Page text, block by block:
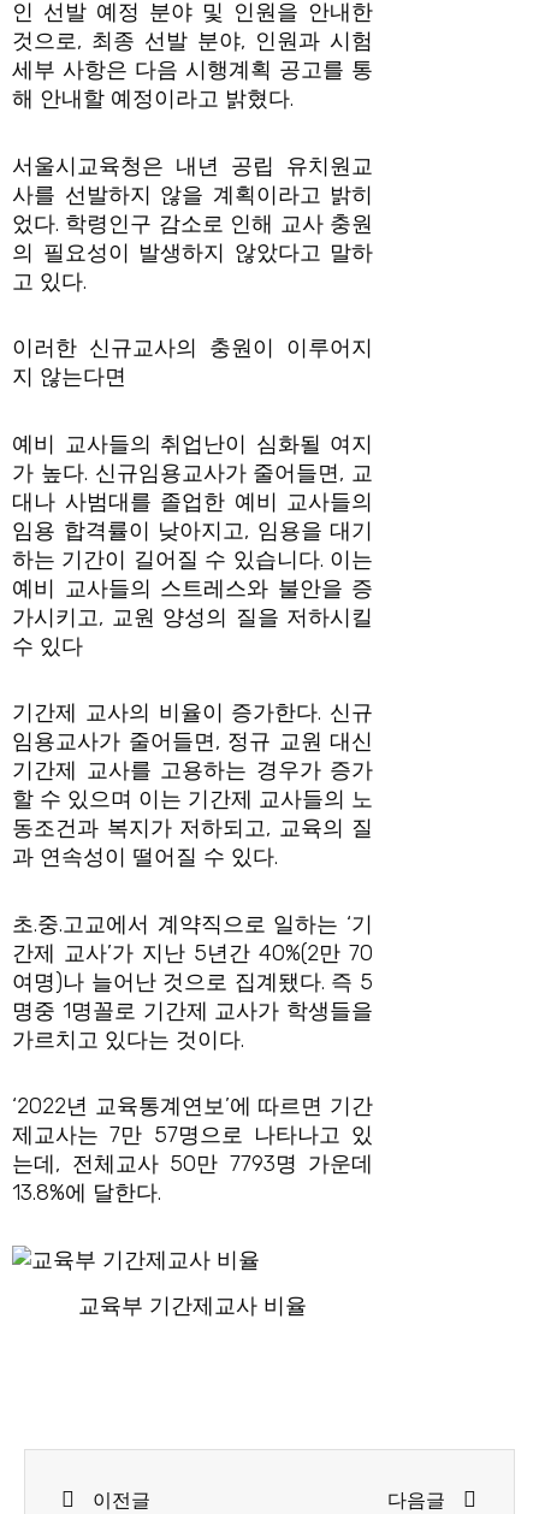
인 선발 예정 분야 및 인원을 안내한
것으로, 최종 선발 분야, 인원과 시험
세부 사항은 다음 시행계획 공고를 통
해 안내할 예정이라고 밝혔다.
서울시교육청은 내년 공립 유치원교
사를 선발하지 않을 계획이라고 밝히
었다. 학령인구 감소로 인해 교사 충원
의 필요성이 발생하지 않았다고 말하
고 있다.
이러한 신규교사의 충원이 이루어지
지 않는다면
예비 교사들의 취업난이 심화될 여지
가 높다. 신규임용교사가 줄어들면, 교
대나 사범대를 졸업한 예비 교사들의
임용 합격률이 낮아지고, 임용을 대기
하는 기간이 길어질 수 있습니다. 이는
예비 교사들의 스트레스와 불안을 증
가시키고, 교원 양성의 질을 저하시킬
수 있다
기간제 교사의 비율이 증가한다. 신규
임용교사가 줄어들면, 정규 교원 대신
기간제 교사를 고용하는 경우가 증가
할 수 있으며 이는 기간제 교사들의 노
동조건과 복지가 저하되고, 교육의 질
과 연속성이 떨어질 수 있다.
초.중.고교에서 계약직으로 일하는 ‘기
간제 교사’가 지난 5년간 40%(2만 70
여명)나 늘어난 것으로 집계됐다. 즉 5
명중 1명꼴로 기간제 교사가 학생들을
가르치고 있다는 것이다.
‘2022년 교육통계연보’에 따르면 기간
제교사는 7만 57명으로 나타나고 있
는데, 전체교사 50만 7793명 가운데
13.8%에 달한다.
교육부 기간제교사 비율
이전글 다음글